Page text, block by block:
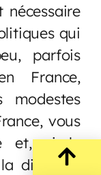
qui
parfois
France,
vous
et, si le
direction